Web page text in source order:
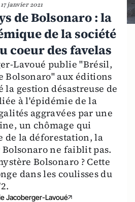
17 janvier 2021
de Bolsonaro : la
de la société
coeur des favelas
Lavoué publie "Brésil,
Bolsonaro" aux éditions
la gestion désastreuse de
à l'épidémie de la
aggravées par une
un chômage qui
de la déforestation, la
ne faiblit pas.
Bolsonaro ? Cette
dans les coulisses du
Jacoberger-Lavoué